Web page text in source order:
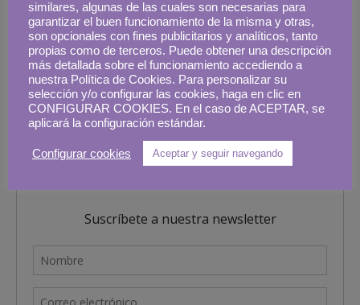
Turismo de Gambia
similares, algunas de las cuales son necesarias para
garantizar el buen funcionamiento de la misma y otras,
son opcionales con fines publicitarios y analíticos, tanto
propias como de terceros. Puede obtener una descripción
más detallada sobre el funcionamiento accediendo a
nuestra Política de Cookies. Para personalizar su
selección y/o configurar las cookies, haga en clic en
CONFIGURAR COOKIES. En el caso de ACEPTAR, se
aplicará la configuración estándar.
Configurar cookies Aceptar y seguir navegando